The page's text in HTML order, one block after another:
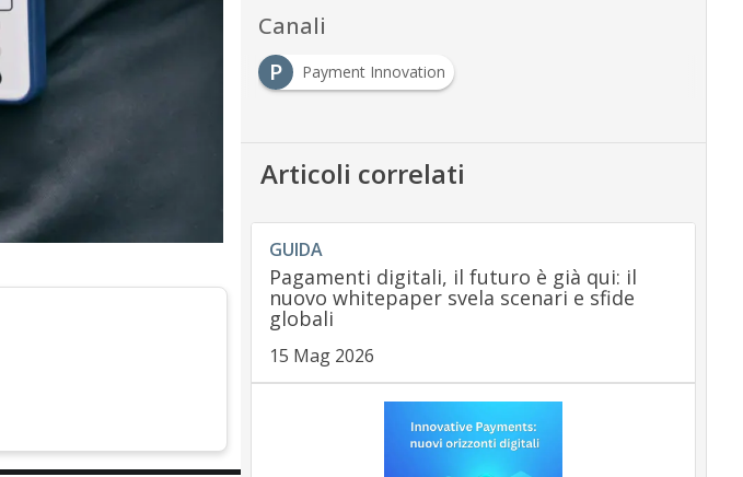
Canali
P
Payment Innovation
Articoli correlati
GUIDA
Pagamenti digitali, il futuro è già qui: il
nuovo whitepaper svela scenari e sfide
globali
15 Mag 2026